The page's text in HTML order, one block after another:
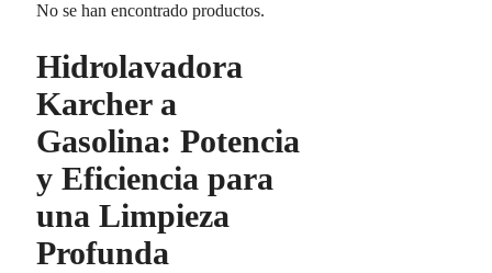
No se han encontrado productos.
Hidrolavadora
Karcher a
Gasolina: Potencia
y Eficiencia para
una Limpieza
Profunda